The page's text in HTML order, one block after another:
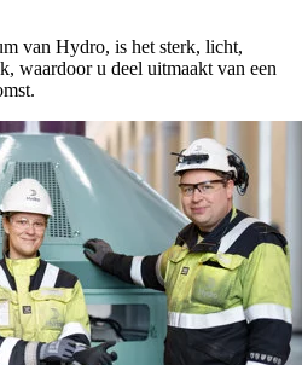
van Hydro, is het sterk, licht,
waardoor u deel uitmaakt van een